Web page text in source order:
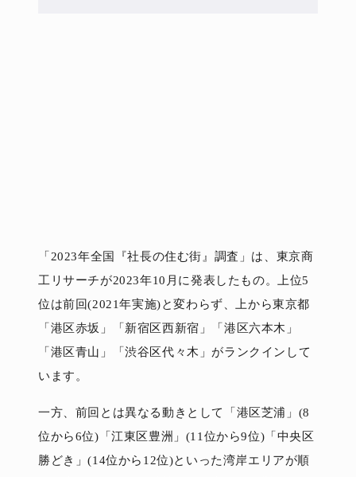
「2023年全国『社長の住む街』調査」は、東京商
工リサーチが2023年10月に発表したもの。上位5
位は前回(2021年実施)と変わらず、上から東京都
「港区赤坂」「新宿区西新宿」「港区六本木」
「港区青山」「渋谷区代々木」がランクインして
います。
一方、前回とは異なる動きとして「港区芝浦」(8
位から6位)「江東区豊洲」(11位から9位)「中央区
勝どき」(14位から12位)といった湾岸エリアが順